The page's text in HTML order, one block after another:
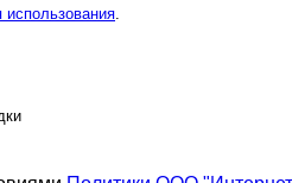
использования